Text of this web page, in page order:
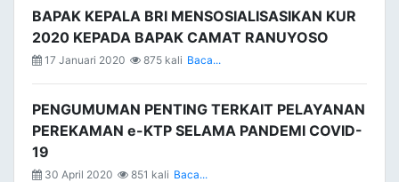
BAPAK KEPALA BRI MENSOSIALISASIKAN KUR
2020 KEPADA BAPAK CAMAT RANUYOSO
17 Januari 2020 875 kali Baca...
PENGUMUMAN PENTING TERKAIT PELAYANAN
PEREKAMAN e-KTP SELAMA PANDEMI COVID-
19
30 April 2020 851 kali Baca...